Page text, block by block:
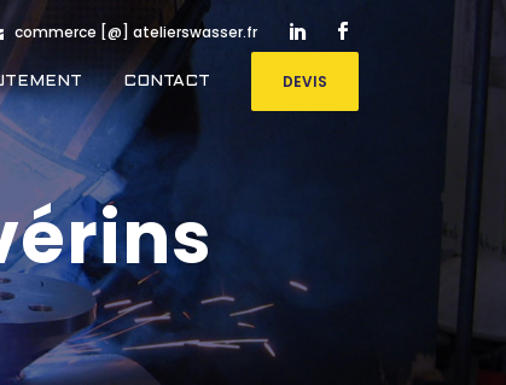
commerce [@] atelierswasser.fr
DEVIS
CONTACT